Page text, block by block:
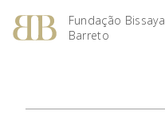
Fundação Bissaya
Barreto